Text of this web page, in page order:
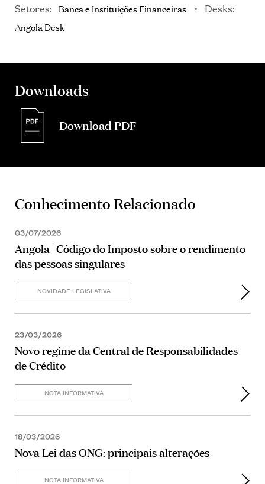
Setores: Banca e Instituições Financeiras Desks:
Angola Desk
Downloads
Download PDF
Conhecimento Relacionado
03/07/2026
Angola | Código do Imposto sobre o rendimento
das pessoas singulares
NOVIDADE LEGISLATIVA
23/03/2026
Novo regime da Central de Responsabilidades
de Crédito
NOTA INFORMATIVA
18/03/2026
Nova Lei das ONG: principais alterações
NOTA INFORMATIVA